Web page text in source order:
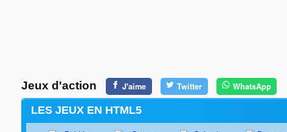
Jeux d'action J'aime Twitter WhatsApp
LES JEUX EN HTML5